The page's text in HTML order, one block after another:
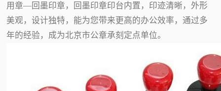
用章—回墨印章，回墨印章印台内置，印迹清晰，外形
美观，设计独特，能为您带来更高的办公效率，通过多
年的经验，成为北京市公章承刻定点单位。